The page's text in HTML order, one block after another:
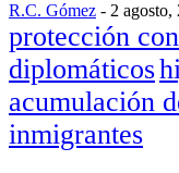
R.C. Gómez - 2 agosto,
protección
diplomáticos
acumulación
inmigrantes